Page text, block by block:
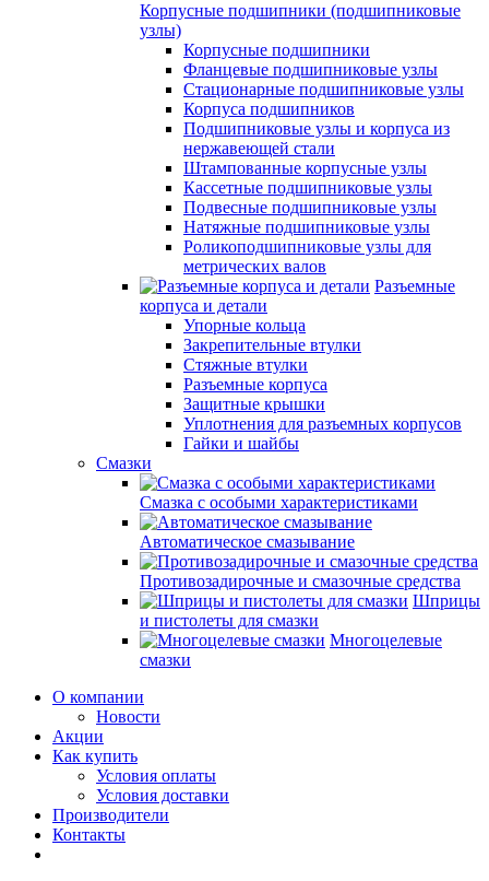
Корпусные подшипники (подшипниковые
узлы)
Корпусные подшипники
Фланцевые подшипниковые узлы
Стационарные подшипниковые узлы
Корпуса подшипников
Подшипниковые узлы и корпуса из
нержавеющей стали
Штампованные корпусные узлы
Кассетные подшипниковые узлы
Подвесные подшипниковые узлы
Натяжные подшипниковые узлы
Роликоподшипниковые узлы для
метрических валов
Разъемные
корпуса и детали
Упорные кольца
Закрепительные втулки
Стяжные втулки
Разъемные корпуса
Защитные крышки
Уплотнения для разъемных корпусов
Гайки и шайбы
Смазки
Смазка с особыми характеристиками
Автоматическое смазывание
Противозадирочные и смазочные средства
Шприцы
и пистолеты для смазки
Многоцелевые
смазки
О компании
Новости
Акции
Как купить
Условия оплаты
Условия доставки
Производители
Контакты